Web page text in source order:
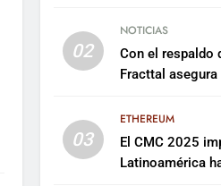
02
NOTICIAS
Con el respaldo
Fracttal
plataforma
03
ETHEREUM
El CMC 2025
Latinoamérica